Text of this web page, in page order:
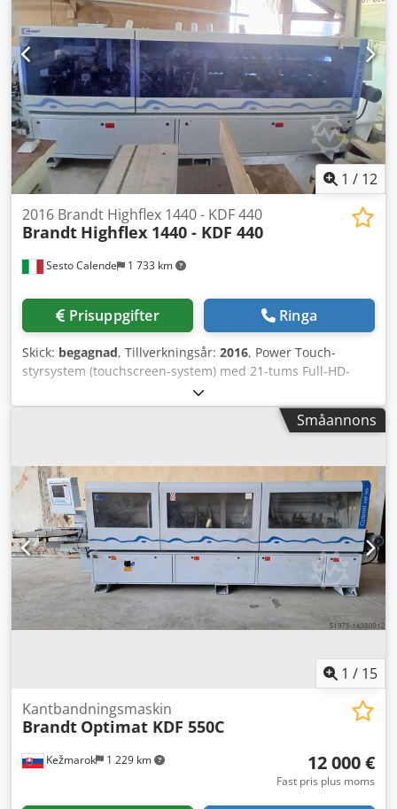
Kantdragskniv Limdragkniv Borstaggregat Dedpsw Db Rfjfx
Aldokr
1 / 12
Sesto Calende 1 733 km
2016 Brandt Highflex 1440 - KDF 440
Brandt Highflex 1440 - KDF 440
Prisuppgifter Ringa
Skick: begagnad, Tillverkningsår: 2016, Power Touch-
styrsystem (touchscreen-system) med 21-tums Full-HD-
video Plattans höjd 60 mm PVC/ABS 3 mm Massivt trä upp
till 12 mm Matningshastighet upp till 20 m/min Arbets-
höjd elektroniskt justerbar (NC) Plattans stödräls med
stöd Antihäftaggregat Tvåmotorig riktarenhet
Rullhållarplatta EVA-limningsenhet med
försmältningsenhet och limkar Kantsläppenhet för raka
profiler med automatiskt inställbara tryckvalsar (NC)
Kappfräsenhet med automatisk lutningsinställning
Tvåmotorig avfasningsenhet med inställningsmöjlighet
Tvåmotorig multifunktionsenhet (avfasning + rundning)
Kantavtagningsenhet med elektronisk NC-inställning
Limavtagningsenhet Borstenhet Antihäftaggregat
Dsdpfxjwwtpye Aldekr
Småannons
1 / 15
Kežmarok 1 229 km
Kantbandningsmaskin
Brandt Optimat KDF 550C
12 000 €
Fast pris plus moms